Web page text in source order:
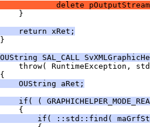
delete
return xRet;
SAL_CALL
OUString aRet;
if( (
if( ::std::find(